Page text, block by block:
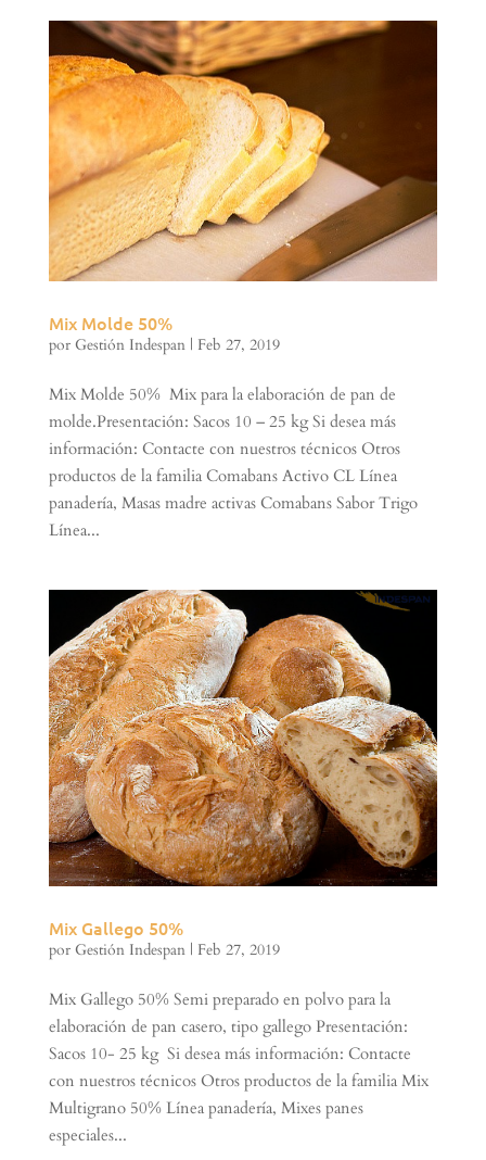
Mix Molde 50%
por Gestión Indespan| Feb 27, 2019
Mix Molde 50% Mix para la elaboración de pan de
molde.Presentación: Sacos 10 – 25 kg Si desea más
información: Contacte con nuestros técnicos Otros
productos de la familia Comabans Activo CL Línea
panadería, Masas madre activas Comabans Sabor Trigo
Línea...
Mix Gallego 50%
por Gestión Indespan| Feb 27, 2019
Mix Gallego 50% Semi preparado en polvo para la
elaboración de pan casero, tipo gallego Presentación:
Sacos 10- 25 kg Si desea más información: Contacte
con nuestros técnicos Otros productos de la familia Mix
Multigrano 50% Línea panadería, Mixes panes
especiales...